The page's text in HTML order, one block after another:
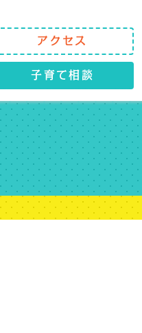
アクセス
子育て相談